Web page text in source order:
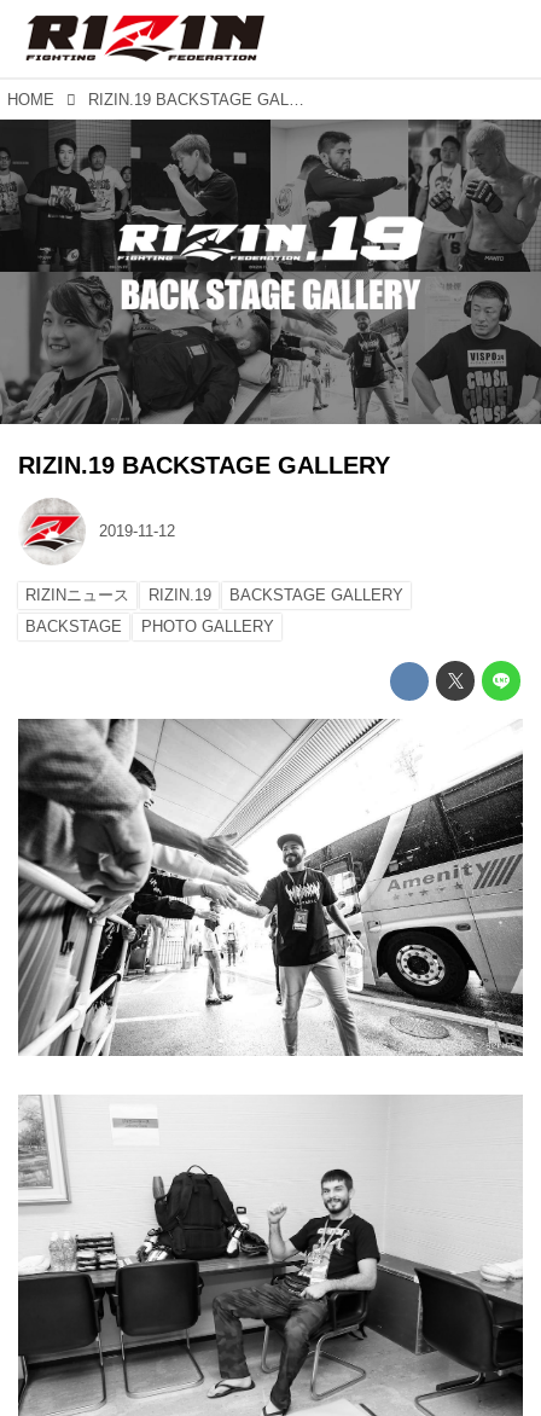
HOME RIZIN.19 BACKSTAGE GALLERY
RIZIN.19 BACKSTAGE GALLERY
2019-11-12
RIZINニュース RIZIN.19
BACKSTAGE GALLERY
BACKSTAGE
PHOTO GALLERY